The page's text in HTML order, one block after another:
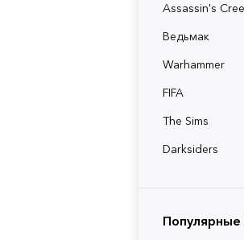
Assassin's
Ведьмак
Warhammer
FIFA
The Sims
Darksiders
Популярные